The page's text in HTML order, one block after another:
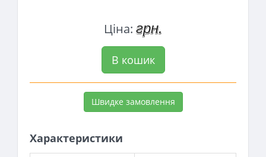
Ціна: грн.
В кошик
Швидке замовлення
Характеристики